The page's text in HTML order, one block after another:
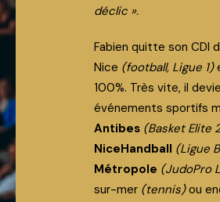
déclic ».
Fabien quitte son CDI
Nice (football, Ligue 1)
100%. Très vite, il
événements sportifs
Antibes (Basket Elite
NiceHandball (Ligue
Métropole (JudoPro
sur-mer (tennis)ou